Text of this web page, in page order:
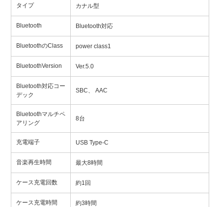
タイプ カナル型
Bluetooth Bluetooth対応
BluetoothのClass power class1
BluetoothVersion Ver.5.0
Bluetooth対応コー
デック
SBC、 AAC
Bluetoothマルチペ
アリング
8台
充電端子 USB Type-C
音楽再生時間 最大8時間
ケース充電回数 約1回
ケース充電時間 約3時間